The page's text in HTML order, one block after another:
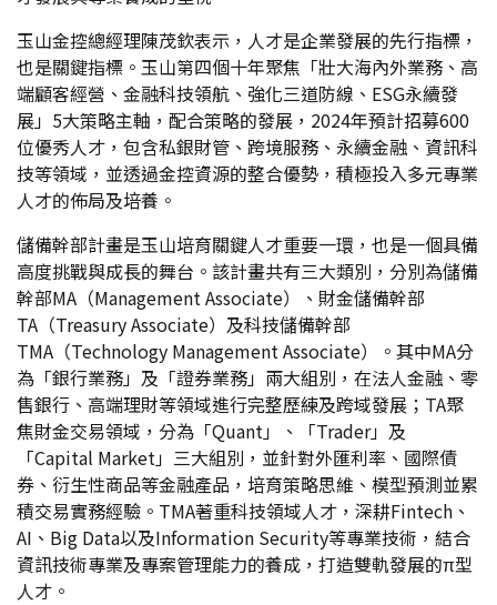
玉山金控總經理陳茂欽表示，人才是企業發展的先行指標，
也是關鍵指標。玉山第四個十年聚焦「壯大海內外業務、高
端顧客經營、金融科技領航、強化三道防線、ESG永續發
展」5大策略主軸，配合策略的發展，2024年預計招募600
位優秀人才，包含私銀財管、跨境服務、永續金融、資訊科
技等領域，並透過金控資源的整合優勢，積極投入多元專業
人才的佈局及培養。
儲備幹部計畫是玉山培育關鍵人才重要一環，也是一個具備
高度挑戰與成長的舞台。該計畫共有三大類別，分別為儲備
幹部MA（Management Associate）、財金儲備幹部
TA（Treasury Associate）及科技儲備幹部
TMA（Technology Management Associate）。其中MA分
為「銀行業務」及「證券業務」兩大組別，在法人金融、零
售銀行、高端理財等領域進行完整歷練及跨域發展；TA聚
焦財金交易領域，分為「Quant」、「Trader」及
「Capital Market」三大組別，並針對外匯利率、國際債
券、衍生性商品等金融產品，培育策略思維、模型預測並累
積交易實務經驗。TMA著重科技領域人才，深耕Fintech、
AI、Big Data以及Information Security等專業技術，結合
資訊技術專業及專案管理能力的養成，打造雙軌發展的π型
人才。